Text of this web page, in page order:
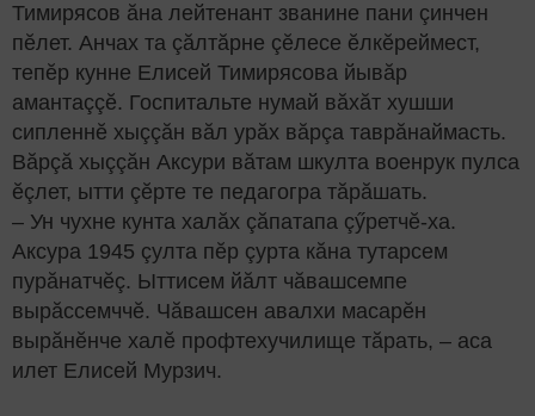
Тимирясов ăна лейтенант званине пани çинчен
пӗлет. Анчах та çăлтăрне çӗлесе ӗлкӗреймест,
тепӗр кунне Елисей Тимирясова йывăр
амантаççӗ. Госпитальте нумай вăхăт хушши
сипленнӗ хыççăн вăл урăх вăрçа таврăнаймасть.
Вăрçă хыççăн Аксури вăтам шкулта военрук пулса
ӗçлет, ытти çӗрте те педагогра тăрăшать.
– Ун чухне кунта халăх çăпатапа çӳретчӗ-ха.
Аксура 1945 çулта пӗр çурта кăна тутарсем
пурăнатчӗç. Ыттисем йăлт чăвашсемпе
вырăссемччӗ. Чăвашсен авалхи масарӗн
вырăнӗнче халӗ профтехучилище тăрать, – аса
илет Елисей Мурзич.